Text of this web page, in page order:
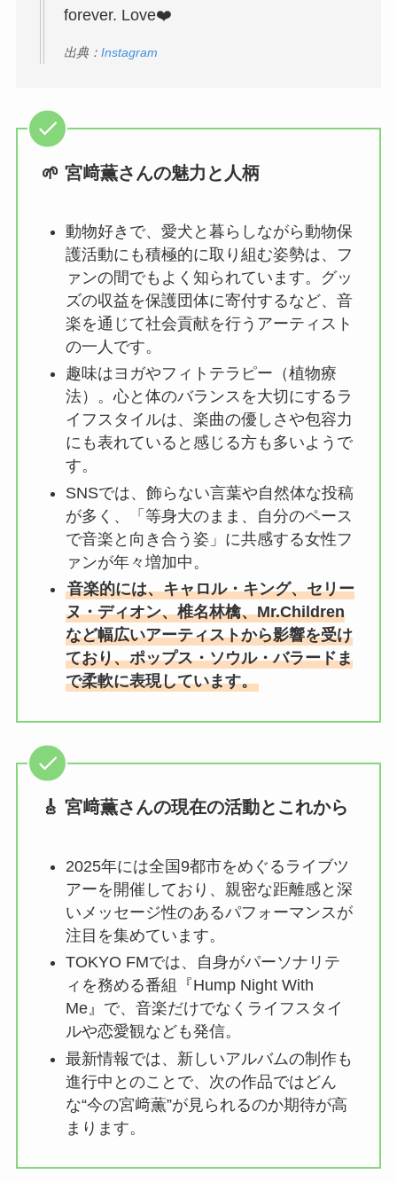
forever. Love❤️
出典： Instagram
🌱 宮﨑薫さんの魅力と人柄
動物好きで、愛犬と暮らしながら動物保
護活動にも積極的に取り組む姿勢は、フ
ァンの間でもよく知られています。グッ
ズの収益を保護団体に寄付するなど、音
楽を通じて社会貢献を行うアーティスト
の一人です。
趣味はヨガやフィトテラピー（植物療
法）。心と体のバランスを大切にするラ
イフスタイルは、楽曲の優しさや包容力
にも表れていると感じる方も多いようで
す。
SNSでは、飾らない言葉や自然体な投稿
が多く、「等身大のまま、自分のペース
で音楽と向き合う姿」に共感する女性フ
ァンが年々増加中。
音楽的には、キャロル・キング、セリー
ヌ・ディオン、椎名林檎、Mr.Children
など幅広いアーティストから影響を受け
ており、ポップス・ソウル・バラードま
で柔軟に表現しています。
🎸 宮﨑薫さんの現在の活動とこれから
2025年には全国9都市をめぐるライブツ
アーを開催しており、親密な距離感と深
いメッセージ性のあるパフォーマンスが
注目を集めています。
TOKYO FMでは、自身がパーソナリテ
ィを務める番組『Hump Night With
Me』で、音楽だけでなくライフスタイ
ルや恋愛観なども発信。
最新情報では、新しいアルバムの制作も
進行中とのことで、次の作品ではどん
な“今の宮﨑薫”が見られるのか期待が高
まります。